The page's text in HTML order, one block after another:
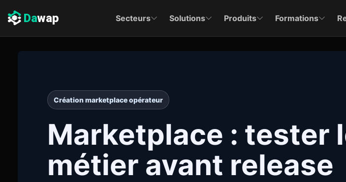
Dawap Secteurs Solutions Produits Formations
Création marketplace opérateur
Marketplace : tester
métier avant release